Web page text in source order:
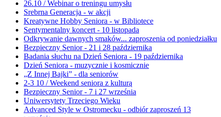
26.10 / Webinar o treningu umysłu
Srebrna Generacja - w akcji
Kreatywne Hobby Seniora - w Bibliotece
Sentymentalny koncert - 10 listopada
Odkrywanie dawnych smaków... zaproszenia od poniedziałku
Bezpieczny Senior - 21 i 28 października
Badania słuchu na Dzień Seniora - 19 października
Dzień Seniora - muzycznie i kosmicznie
„Z Innej Bajki” - dla seniorów
2-3 10 / Weekend seniora z kulturą
Bezpieczny Senior - 7 i 27 września
Uniwersytety Trzeciego Wieku
Advanced Style w Ostromecku - odbiór zaproszeń 13